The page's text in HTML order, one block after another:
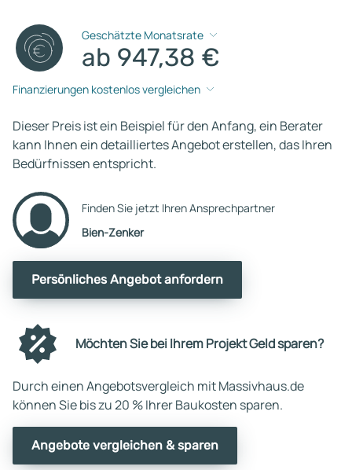
Geschätzte Monatsrate
ab 947,38 €
Finanzierungen kostenlos vergleichen
Dieser Preis ist ein Beispiel für den Anfang, ein Berater
kann Ihnen ein detailliertes Angebot erstellen, das Ihren
Bedürfnissen entspricht.
Finden Sie jetzt Ihren Ansprechpartner
Bien-Zenker
Persönliches Angebot anfordern
Möchten Sie bei Ihrem Projekt Geld sparen?
Durch einen Angebotsvergleich mit Massivhaus.de
können Sie bis zu 20 % Ihrer Baukosten sparen.
Angebote vergleichen & sparen